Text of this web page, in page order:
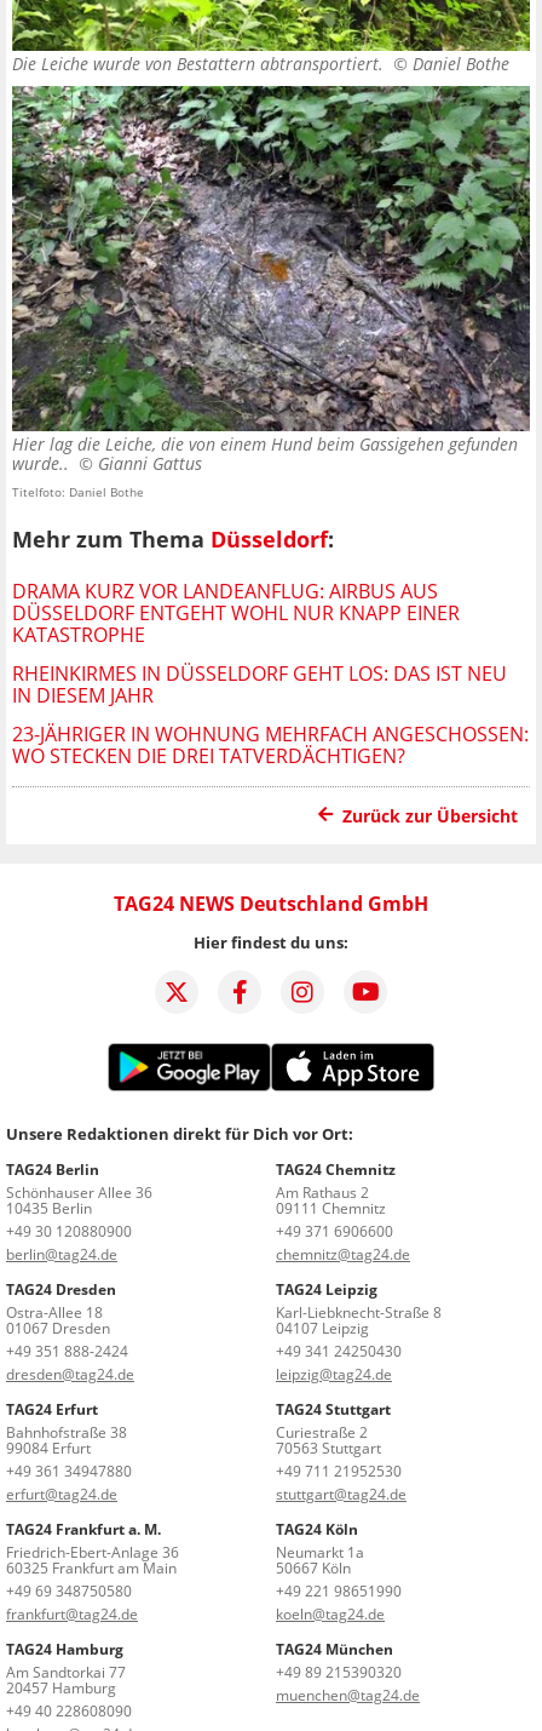
Die Leiche wurde von Bestattern abtransportiert. © Daniel Bothe
Hier lag die Leiche, die von einem Hund beim Gassigehen gefunden
wurde.. © Gianni Gattus
Titelfoto: Daniel Bothe
Mehr zum Thema Düsseldorf:
DRAMA KURZ VOR LANDEANFLUG: AIRBUS AUS
DÜSSELDORF ENTGEHT WOHL NUR KNAPP EINER
KATASTROPHE
RHEINKIRMES IN DÜSSELDORF GEHT LOS: DAS IST NEU
IN DIESEM JAHR
23-JÄHRIGER IN WOHNUNG MEHRFACH ANGESCHOSSEN:
WO STECKEN DIE DREI TATVERDÄCHTIGEN?
Zurück zur Übersicht
TAG24 NEWS Deutschland GmbH
Hier findest du uns:
Unsere Redaktionen direkt für Dich vor Ort:
TAG24 Berlin
Schönhauser Allee 36
10435 Berlin
+49 30 120880900
berlin@tag24.de
TAG24 Chemnitz
Am Rathaus 2
09111 Chemnitz
+49 371 6906600
chemnitz@tag24.de
TAG24 Dresden
Ostra-Allee 18
01067 Dresden
+49 351 888-2424
dresden@tag24.de
TAG24 Leipzig
Karl-Liebknecht-Straße 8
04107 Leipzig
+49 341 24250430
leipzig@tag24.de
TAG24 Erfurt
Bahnhofstraße 38
99084 Erfurt
+49 361 34947880
erfurt@tag24.de
TAG24 Stuttgart
Curiestraße 2
70563 Stuttgart
+49 711 21952530
stuttgart@tag24.de
TAG24 Frankfurt a. M.
Friedrich-Ebert-Anlage 36
60325 Frankfurt am Main
+49 69 348750580
frankfurt@tag24.de
TAG24 Köln
Neumarkt 1a
50667 Köln
+49 221 98651990
koeln@tag24.de
TAG24 Hamburg
Am Sandtorkai 77
20457 Hamburg
+49 40 228608090
TAG24 München
+49 89 215390320
muenchen@tag24.de